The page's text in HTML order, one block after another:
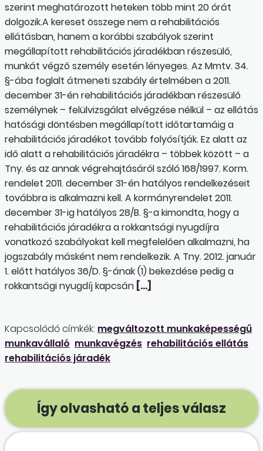
szerint meghatározott heteken több mint 20 órát
dolgozik.A kereset összege nem a rehabilitációs
ellátásban, hanem a korábbi szabályok szerint
megállapított rehabilitációs járadékban részesülő,
munkát végző személy esetén lényeges. Az Mmtv. 34.
§-ába foglalt átmeneti szabály értelmében a 2011.
december 31-én rehabilitációs járadékban részesülő
személynek – felülvizsgálat elvégzése nélkül – az ellátás
hatósági döntésben megállapított időtartamáig a
rehabilitációs járadékot tovább folyósítják. Ez alatt az
idő alatt a rehabilitációs járadékra – többek között – a
Tny. és az annak végrehajtásáról szóló 168/1997. Korm.
rendelet 2011. de­cember 31-én hatályos rendelkezéseit
továbbra is alkalmazni kell. A kormányrendelet 2011.
december 31-ig hatályos 28/B. §-a kimondta, hogy a
rehabilitációs járadékra a rokkantsági nyugdíjra
vonatkozó szabályokat kell megfelelően alkalmazni, ha
jogszabály másként nem rendelkezik. A Tny. 2012. január
1. előtt hatályos 36/D. §-ának (1) bekezdése pedig a
rokkantsági nyugdíj kapcsán […]
Kapcsolódó címkék: megváltozott munkaképességű
munkavállaló munkavégzés rehabilitációs ellátás
rehabilitációs járadék
Így olvasható a teljes válasz